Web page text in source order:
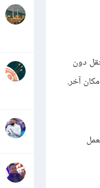
دون